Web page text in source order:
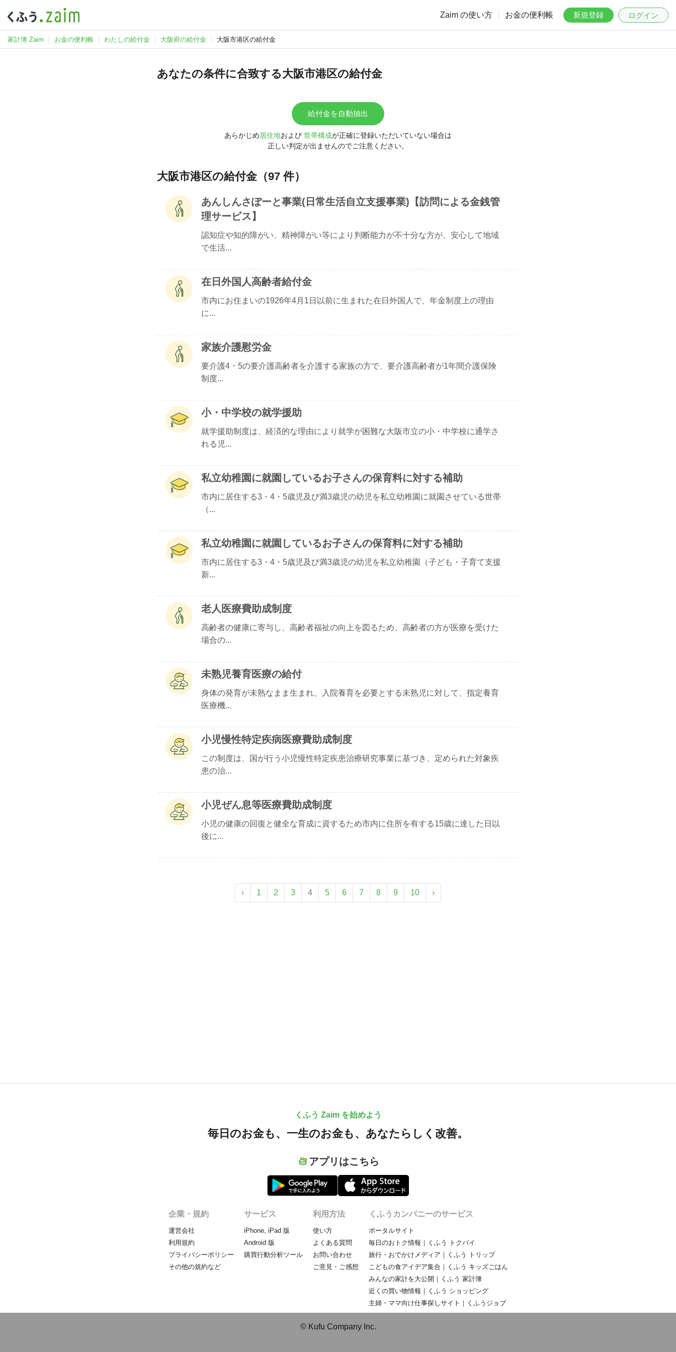
Zaim の使い方 お金の便利帳 新規登録 ログイン
家計簿 Zaim お金の便利帳 わたしの給付金 大阪府の給付金 大阪市港区の給付金
あなたの条件に合致する大阪市港区の給付金
給付金を自動抽出
あらかじめ居住地および 世帯構成が正確に登録いただいていない場合は
正しい判定が出ませんのでご注意ください。
大阪市港区の給付金（97 件）
あんしんさぽーと事業(日常生活自立支援事業)【訪問による金銭管
理サービス】
認知症や知的障がい、精神障がい等により判断能力が不十分な方が、安心して地域
で生活...
在日外国人高齢者給付金
市内にお住まいの1926年4月1日以前に生まれた在日外国人で、年金制度上の理由
に...
家族介護慰労金
要介護4・5の要介護高齢者を介護する家族の方で、要介護高齢者が1年間介護保険
制度...
小・中学校の就学援助
就学援助制度は、経済的な理由により就学が困難な大阪市立の小・中学校に通学さ
れる児...
私立幼稚園に就園しているお子さんの保育料に対する補助
市内に居住する3・4・5歳児及び満3歳児の幼児を私立幼稚園に就園させている世帯
（...
私立幼稚園に就園しているお子さんの保育料に対する補助
市内に居住する3・4・5歳児及び満3歳児の幼児を私立幼稚園（子ども・子育て支援
新...
老人医療費助成制度
高齢者の健康に寄与し、高齢者福祉の向上を図るため、高齢者の方が医療を受けた
場合の...
未熟児養育医療の給付
身体の発育が未熟なまま生まれ、入院養育を必要とする未熟児に対して、指定養育
医療機...
小児慢性特定疾病医療費助成制度
この制度は、国が行う小児慢性特定疾患治療研究事業に基づき、定められた対象疾
患の治...
小児ぜん息等医療費助成制度
小児の健康の回復と健全な育成に資するため市内に住所を有する15歳に達した日以
後に...
‹ 1 2 3 4 5 6 7 8 9 10 ›
くふう Zaim を始めよう
毎日のお金も、 一生のお金も、 あなたらしく改善。
アプリはこちら
企業・規約
運営会社
利用規約
プライバシーポリシー
その他の規約など
サービス
iPhone, iPad 版
Android 版
購買行動分析ツール
利用方法
使い方
よくある質問
お問い合わせ
ご意見・ご感想
くふうカンパニーのサービス
ポータルサイト
毎日のおトク情報｜くふう トクバイ
旅行・おでかけメディア｜くふう トリップ
こどもの食アイデア集合｜くふう キッズごはん
みんなの家計を大公開｜くふう 家計簿
近くの買い物情報｜くふう ショッピング
主婦・ママ向け仕事探しサイト｜くふうジョブ
© Kufu Company Inc.